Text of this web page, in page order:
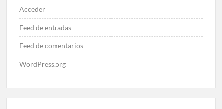
Acceder
Feed de entradas
Feed de comentarios
WordPress.org